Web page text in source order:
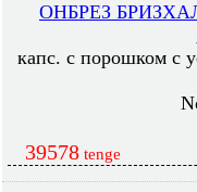
ОНБРЕЗ
капс. с порошком с
39578 tenge